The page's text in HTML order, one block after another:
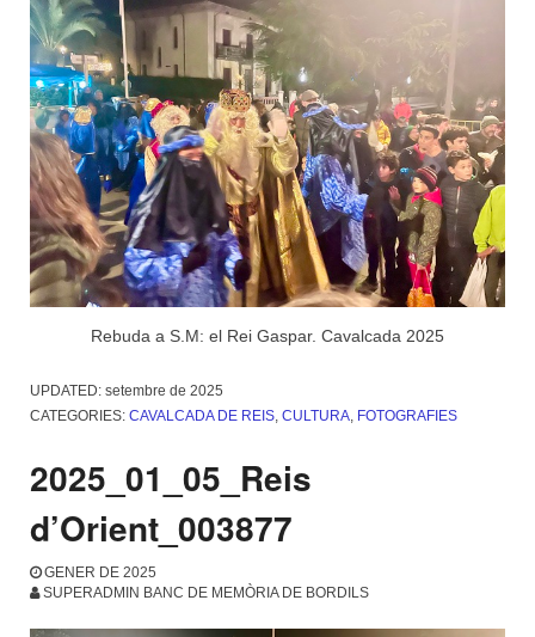
Rebuda a S.M: el Rei Gaspar. Cavalcada 2025
UPDATED: setembre de 2025
CATEGORIES: CAVALCADA DE REIS CULTURA FOTOGRAFIES
2025_01_05_Reis
d’Orient_003877
GENER DE 2025
SUPERADMIN BANC DE MEMÒRIA DE BORDILS